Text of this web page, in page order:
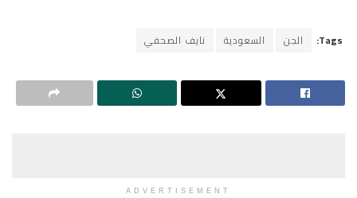
نايف الصحفي